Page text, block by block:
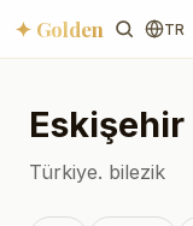
✦ Golden TR
Eskişehir
Türkiye. bilezik